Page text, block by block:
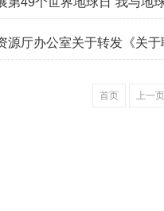
源厅办公室关于转发《关
首页 上一页